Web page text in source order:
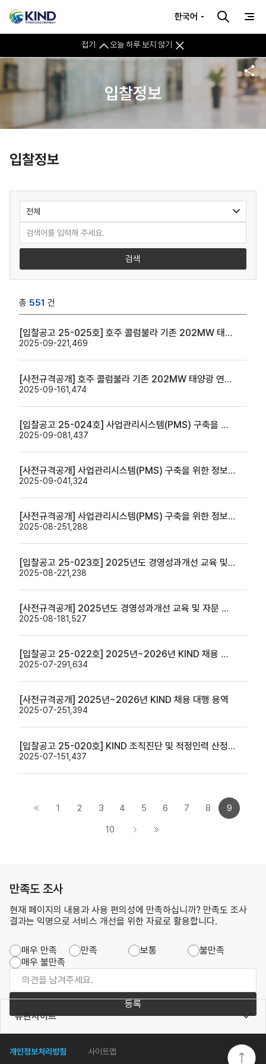
접기 오늘 하루 보지 않기
한국어
입찰정보
입찰정보
검색
총 551 건
[입찰공고 25-025호] 호주 콜럼불라 기존 202MW 태양광 연계 BESS 사업 본 타당성조사
2025-09-221,469
[사전규격공개] 호주 콜럼불라 기존 202MW 태양광 연계 BESS 사업 본 타당성조사
2025-09-161,474
[입찰공고 25-024호] 사업관리시스템(PMS) 구축을 위한 정보화전략계획(ISP) 수립 용역(신규)
2025-09-081,437
[사전규격공개] 사업관리시스템(PMS) 구축을 위한 정보화전략계획(ISP) 수립 용역(신규)
2025-09-041,324
[사전규격공개] 사업관리시스템(PMS) 구축을 위한 정보화전략계획(ISP) 수립 용역
2025-08-251,288
[입찰공고 25-023호] 2025년도 경영성과개선 교육 및 자문 용역
2025-08-221,238
[사전규격공개] 2025년도 경영성과개선 교육 및 자문 용역
2025-08-181,527
[입찰공고 25-022호] 2025년~2026년 KIND 채용 대행 용역
2025-07-291,634
[사전규격공개] 2025년~2026년 KIND 채용 대행 용역
2025-07-251,394
[입찰공고 25-020호] KIND 조직진단 및 적정인력 산정 용역
2025-07-151,437
1 2 3 4 5 6 7 8
9
10
만족도 조사
현재 페이지의 내용과 사용 편의성에 만족하십니까? 만족도 조사
결과는 익명으로 서비스 개선을 위한 자료로 활용합니다.
매우 만족 만족 보통
불만족
매우 불만족
등록
개인정보처리방침 사이트맵
유관사이트